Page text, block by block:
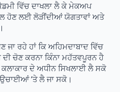
ਵਿੱਚ ਦਾਖਲਾ ਲੈ ਕੇ ਮੇਕਅਪ
ਹੋਣ ਲਈ ਲੋੜੀਂਦੀਆਂ ਯੋਗਤਾਵਾਂ ਅਤੇ
ਰਹੇ ਹਾਂ ਕਿ ਅਹਿਮਦਾਬਾਦ ਵਿੱਚ
ਚੋਣ ਕਰਨਾ ਕਿੰਨਾ ਮਹੱਤਵਪੂਰਨ ਹੈ
ਦੇ ਅਧੀਨ ਸਿਖਲਾਈ ਲੈ ਸਕੋ
‘ਤੇ ਲੈ ਜਾ ਸਕੋ।